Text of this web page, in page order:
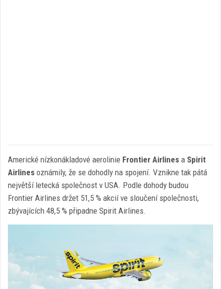
Americké nízkonákladové aerolinie Frontier Airlines a Spirit
Airlines oznámily, že se dohodly na spojení. Vznikne tak pátá
největší letecká společnost v USA. Podle dohody budou
Frontier Airlines držet 51,5 % akcií ve sloučení společnosti,
zbývajících 48,5 % připadne Spirit Airlines.